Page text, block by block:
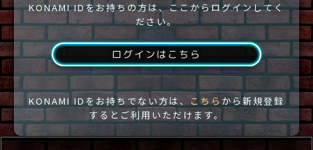
KONAMI IDをお持ちの方は、ここからログインしてく
ださい。
ログインはこちら
KONAMI IDをお持ちでない方は、 こちらから新規登録
するとご利用いただけます。